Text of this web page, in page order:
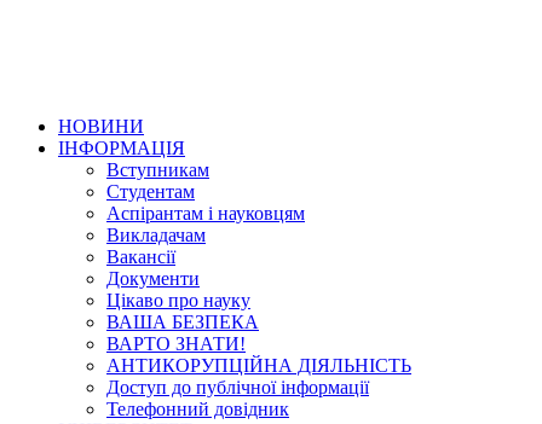
НОВИНИ
ІНФОРМАЦІЯ
Вступникам
Студентам
Аспірантам і науковцям
Викладачам
Вакансії
Документи
Цікаво про науку
ВАША БЕЗПЕКА
ВАРТО ЗНАТИ!
АНТИКОРУПЦІЙНА ДІЯЛЬНІСТЬ
Доступ до публічної інформації
Телефонний довідник